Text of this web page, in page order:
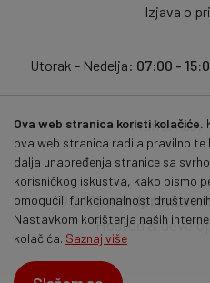
Izjava o
Utorak - Nedelja: 07:00 -
Pratite nas:
© 2026mmdprom.com
Hosted &
Ova web stranica koristi kolačiće.
ova web stranica radila pravilno
dalja unapređenja stranice sa
korisničkog iskustva, kako bismo
omogućili funkcionalnost
Nastavkom korištenja naših
kolačića. Saznaj više